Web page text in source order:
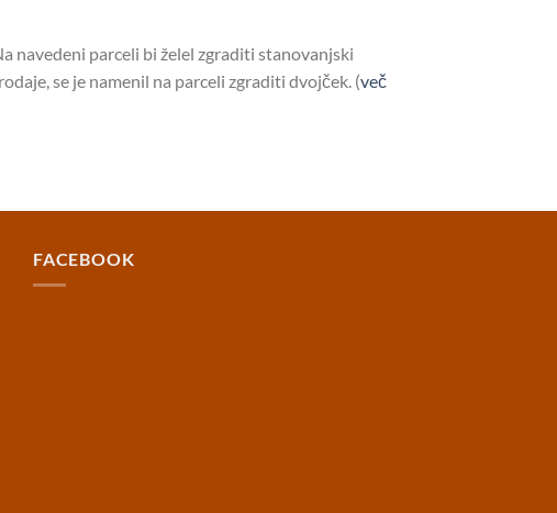
navedeni parceli bi želel zgraditi stanovanjski
se je namenil na parceli zgraditi dvojček. (več
FACEBOOK